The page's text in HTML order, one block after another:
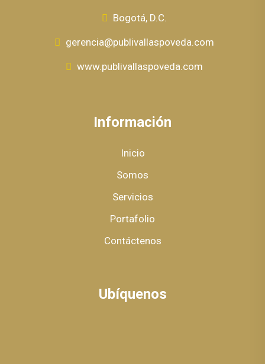
Bogotá, D.C.
gerencia@publivallaspoveda.com
www.publivallaspoveda.com
Información
Inicio
Somos
Servicios
Portafolio
Contáctenos
Ubíquenos